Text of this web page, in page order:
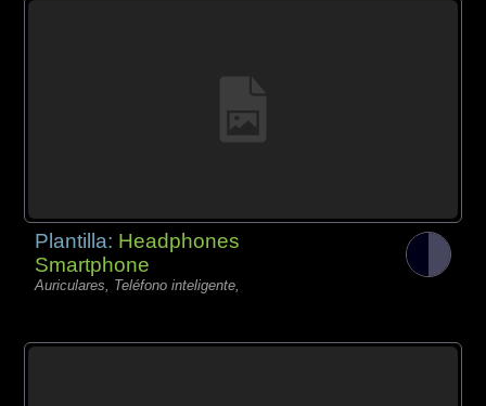
Plantilla: Headphones
Smartphone
Auriculares, Teléfono inteligente,